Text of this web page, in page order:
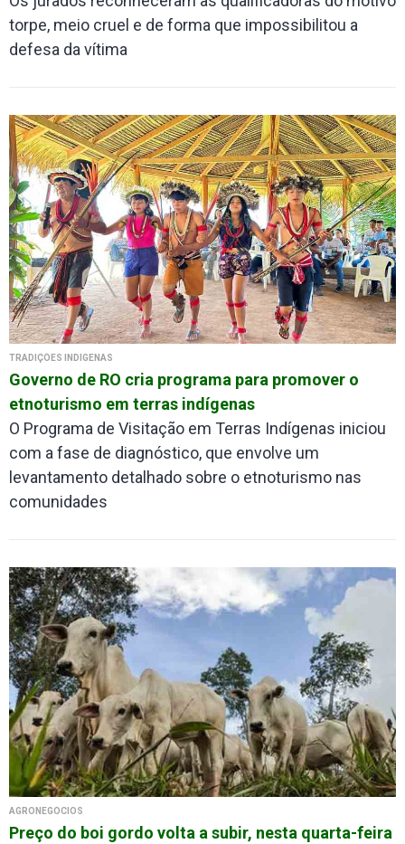
torpe, meio cruel e de forma que impossibilitou a
defesa da vítima
TRADIÇÕES INDÍGENAS
Governo de RO cria programa para promover o
etnoturismo em terras indígenas
O Programa de Visitação em Terras Indígenas iniciou
com a fase de diagnóstico, que envolve um
levantamento detalhado sobre o etnoturismo nas
comunidades
AGRONEGÓCIOS
Preço do boi gordo volta a subir, nesta quarta-feira